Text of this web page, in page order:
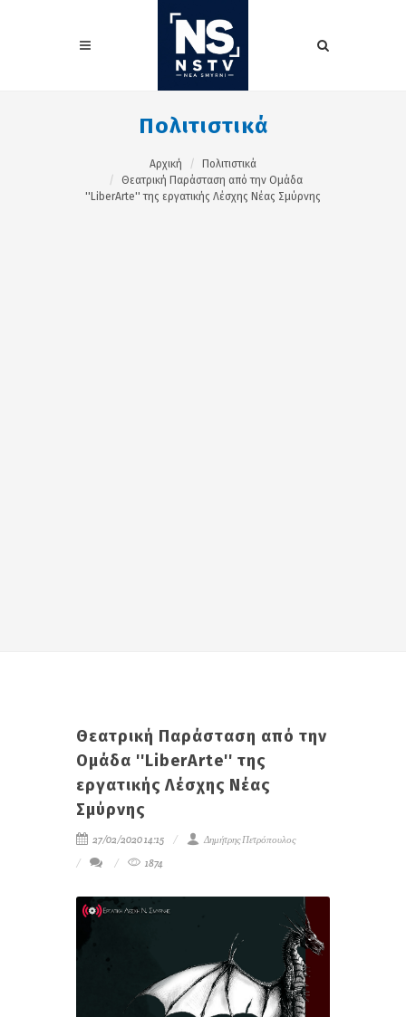
Πολιτιστικά
Αρχική
Πολιτιστικά
Θεατρική Παράσταση από την Ομάδα
''LiberArte'' της εργατικής Λέσχης Νέας Σμύρνης
Θεατρική Παράσταση από την
Ομάδα ''LiberArte'' της
εργατικής Λέσχης Νέας
Σμύρνης
27/02/2020 14:15
Δημήτρης Πετρόπουλος
1874